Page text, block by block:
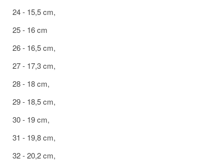
24 - 15,5 cm,
25 - 16 cm
26 - 16,5 cm,
27 - 17,3 cm,
28 - 18 cm,
29 - 18,5 cm,
30 - 19 cm,
31 - 19,8 cm,
32 - 20,2 cm,